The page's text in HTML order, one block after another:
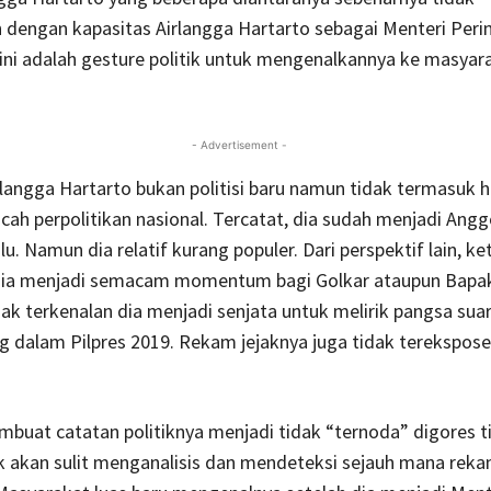
dengan kapasitas Airlangga Hartarto sebagai Menteri
adalah gesture politik untuk mengenalkannya ke
- Advertisement -
Hartarto bukan politisi baru namun tidak termasuk
perpolitikan nasional. Tercatat, dia sudah menjadi
Namun dia relatif kurang populer. Dari perspektif lain,
menjadi semacam momentum bagi Golkar ataupun
terkenalan dia menjadi senjata untuk melirik pangsa
dalam Pilpres 2019. Rekam jejaknya juga tidak
catatan politiknya menjadi tidak “ternoda” digores
akan sulit menganalisis dan mendeteksi sejauh mana